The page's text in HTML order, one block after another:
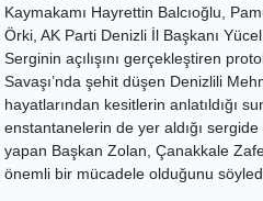
Kaymakamı Hayrettin Balcıoğlu,
Örki, AK Parti Denizli İl Başkanı
Serginin açılışını gerçekleştiren
Savaşı’nda şehit düşen Denizlili
hayatlarından kesitlerin anlatıldığı
enstantanelerin de yer aldığı
yapan Başkan Zolan, Çanakkale
önemli bir mücadele olduğunu